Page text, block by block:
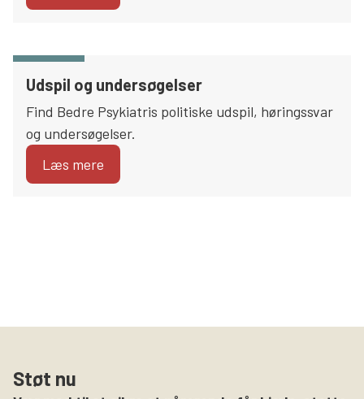
Udspil og undersøgelser
Find Bedre Psykiatris politiske udspil, høringssvar
og undersøgelser.
Læs mere
Støt nu